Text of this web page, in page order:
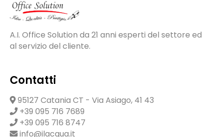
A.I. Office Solution da 21 anni esperti del settore ed
al servizio del cliente.
Contatti
95127 Catania CT - Via Asiago, 41 43
+39 095 716 7689
+39 095 716 8747
info@ilacqua.it